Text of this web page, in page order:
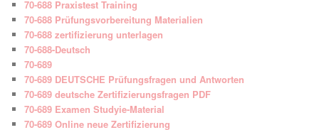
70-688 Praxistest Training
70-688 Prüfungsvorbereitung Materialien
70-688 zertifizierung unterlagen
70-688-Deutsch
70-689
70-689 DEUTSCHE Prüfungsfragen und Antworten
70-689 deutsche Zertifizierungsfragen PDF
70-689 Examen Studyie-Material
70-689 Online neue Zertifizierung